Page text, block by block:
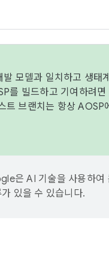
모델과 일치하고 생
를 빌드하고 기여하려면
트 브랜치는 항상
은 AI 기술을 사용하여
있을 수 있습니다.